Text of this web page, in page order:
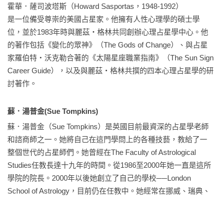
開風氣之先，在本書中完整地介紹宮位的內涵，詳細地描述毎
個宮位的經驗和情境。他不僅點出各宮位之間的實際關聯性，
同時也賦與毎個不同生命領域更精微的意義。他認為人們的成
就、快樂和幸福全取決於是否能找到自己的生命模式，並將其
如實呈現，而本命盤就是一張回歸自我的地圖。
薩司波塔斯的方法兼具精神性和心理性，至今仍然是近代最具
學位，並於一九八三年時與麗茲‧格林（Liz Greene）共同創辦
心理占星學中心（The Center of Psychological Astrology）。
《占星十二宮研究》推出後更是受到廣大專業人士肯定，是占
星迷的最佳基礎入門書。
★十二宮位研究基礎入門書
★倫敦占星學院指定教材，全球占星迷和占星學子們必讀經典
霍華．薩司波塔斯（Howard Sasportas，1948-1992）
是一位備受尊崇的美國占星家。他擁有人性心理學的碩士學
位，並於1983年時與麗茲‧格林共同創辦心理占星學中心。他
的著作包括《變化的眾神》（The Gods of Change）、與占星
家羅伯特‧沃克勒合著的《太陽星座職業指南》（The Sun Sign
Career Guide），以及與麗茲‧格林共撰的四本心理占星學的研
討著作。
蘇．湯普金(Sue Tompkins)
蘇．湯普金（Sue Tompkins）是英國目前最資深的占星學老師
和諮商師之一。她將自己在這門學問上的各種技藝，教給了一
整個世代的占星師們。她曾經在The Faculty of Astrological
Studies任教長達十九年的時間。從1986至2000年她一直是這所
學院的院長。2000年以後她創立了自己的學校──London
School of Astrology，目前仍在任教中。她經常在挪威、瑞典、